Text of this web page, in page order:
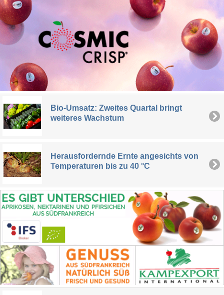
Bio-Umsatz: Zweites Quartal bringt
weiteres Wachstum
Herausfordernde Ernte angesichts von
Temperaturen bis zu 40 °C